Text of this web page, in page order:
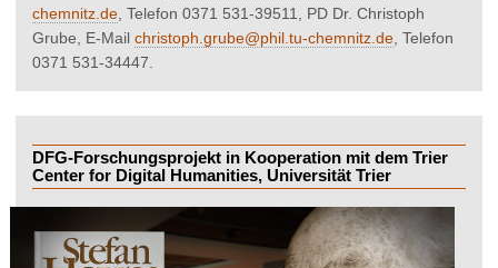
chemnitz.de , Telefon 0371 531-39511, PD Dr. Christoph
Grube, E-Mail christoph.grube@phil.tu-chemnitz.de , Telefon
0371 531-34447.
DFG-Forschungsprojekt in Kooperation mit dem Trier
Center for Digital Humanities, Universität Trier